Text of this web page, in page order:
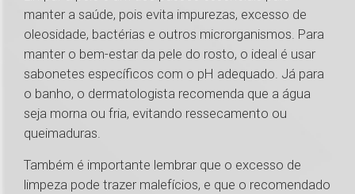
manter a saúde, pois evita impurezas, excesso de
oleosidade, bactérias e outros microrganismos. Para
manter o bem-estar da pele do rosto, o ideal é usar
sabonetes específicos com o pH adequado. Já para
o banho, o dermatologista recomenda que a água
seja morna ou fria, evitando ressecamento ou
queimaduras.
Também é importante lembrar que o excesso de
limpeza pode trazer malefícios, e que o recomendado